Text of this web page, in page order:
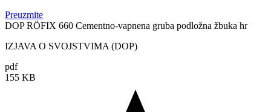
Preuzmite
DOP RÖFIX 660 Cementno-vapnena gruba podložna žbuka hr
IZJAVA O SVOJSTVIMA (DOP)
pdf
155 KB